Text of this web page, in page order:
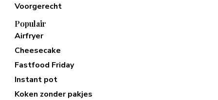
Voorgerecht
Populair
Airfryer
Cheesecake
Fastfood Friday
Instant pot
Koken zonder pakjes